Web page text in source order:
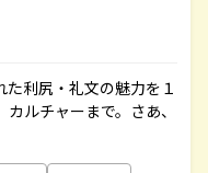
利尻・礼文の魅力を１
ルチャーまで。さあ、